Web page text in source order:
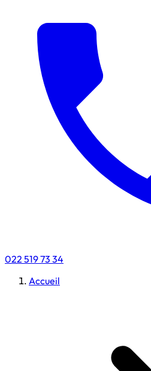
022 519 73 34
Accueil